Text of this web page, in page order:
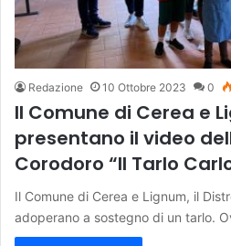
Redazione 10 Ottobre 2023 0
Il Comune di Cerea e
presentano il video
Corodoro “Il Tarlo
Il Comune di Cerea e Lignum, il
adoperano a sostegno di un tarlo.